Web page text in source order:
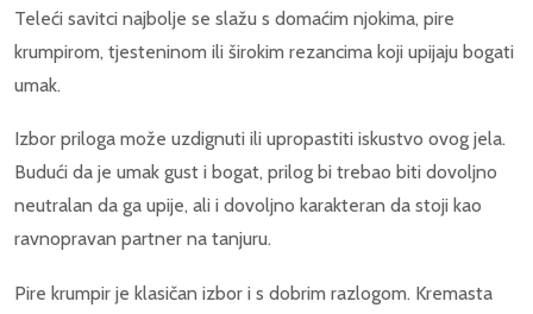
Teleći savitci najbolje se slažu s domaćim njokima, pire
krumpirom, tjesteninom ili širokim rezancima koji upijaju bogati
umak.
Izbor priloga može uzdignuti ili upropastiti iskustvo ovog jela.
Budući da je umak gust i bogat, prilog bi trebao biti dovoljno
neutralan da ga upije, ali i dovoljno karakteran da stoji kao
ravnopravan partner na tanjuru.
Pire krumpir je klasičan izbor i s dobrim razlogom. Kremasta